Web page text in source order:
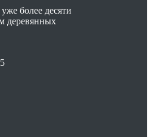
более десяти
деревянных